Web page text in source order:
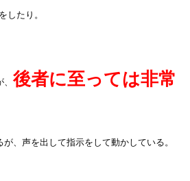
をしたり。
、後者に至っては非常
、声を出して指示をして動かしている。